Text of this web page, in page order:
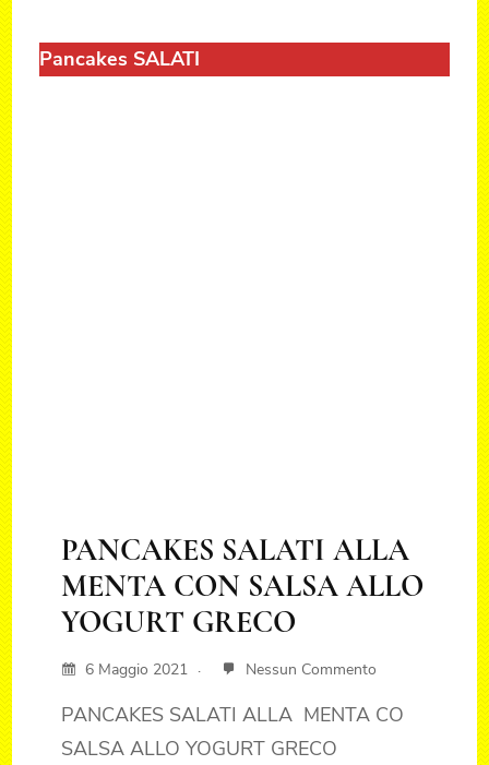
Pancakes SALATI
PANCAKES SALATI ALLA
MENTA CON SALSA ALLO
YOGURT GRECO
6 Maggio 2021 Nessun Commento
PANCAKES SALATI ALLA MENTA CO
SALSA ALLO YOGURT GRECO